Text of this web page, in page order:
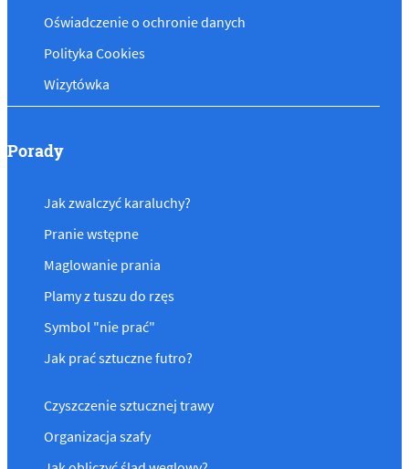
Oświadczenie o ochronie danych
Polityka Cookies
Wizytówka
Porady
Jak zwalczyć karaluchy?
Pranie wstępne
Maglowanie prania
Plamy z tuszu do rzęs
Symbol "nie prać"
Jak prać sztuczne futro?
Czyszczenie sztucznej trawy
Organizacja szafy